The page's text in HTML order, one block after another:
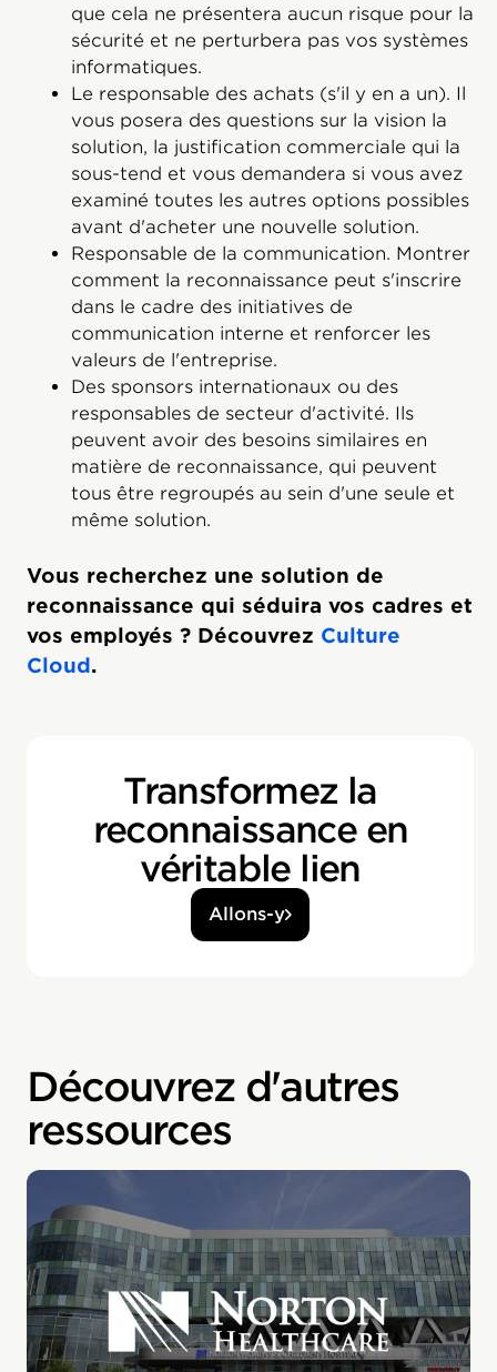
que cela ne présentera aucun risque pour la
sécurité et ne perturbera pas vos systèmes
informatiques.
Le responsable des achats (s'il y en a un). Il
vous posera des questions sur la vision la
solution, la justification commerciale qui la
sous-tend et vous demandera si vous avez
examiné toutes les autres options possibles
avant d'acheter une nouvelle solution.
Responsable de la communication. Montrer
comment la reconnaissance peut s'inscrire
dans le cadre des initiatives de
communication interne et renforcer les
valeurs de l'entreprise.
Des sponsors internationaux ou des
responsables de secteur d'activité. Ils
peuvent avoir des besoins similaires en
matière de reconnaissance, qui peuvent
tous être regroupés au sein d'une seule et
même solution.
Vous recherchez une solution de
reconnaissance qui séduira vos cadres et
vos employés ? Découvrez Culture
Cloud.
Transformez la
reconnaissance en
véritable lien
Allons-y
Découvrez d'autres
ressources